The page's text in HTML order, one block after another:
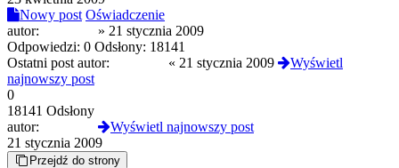
Nowy post Oświadczenie
autor:
» 21 stycznia 2009
Odpowiedzi: 0 Odsłony: 18141
Ostatni post autor:
« 21 stycznia 2009
Wyświetl
najnowszy post
0
18141 Odsłony
autor:
Wyświetl najnowszy post
21 stycznia 2009
Przejdź do strony